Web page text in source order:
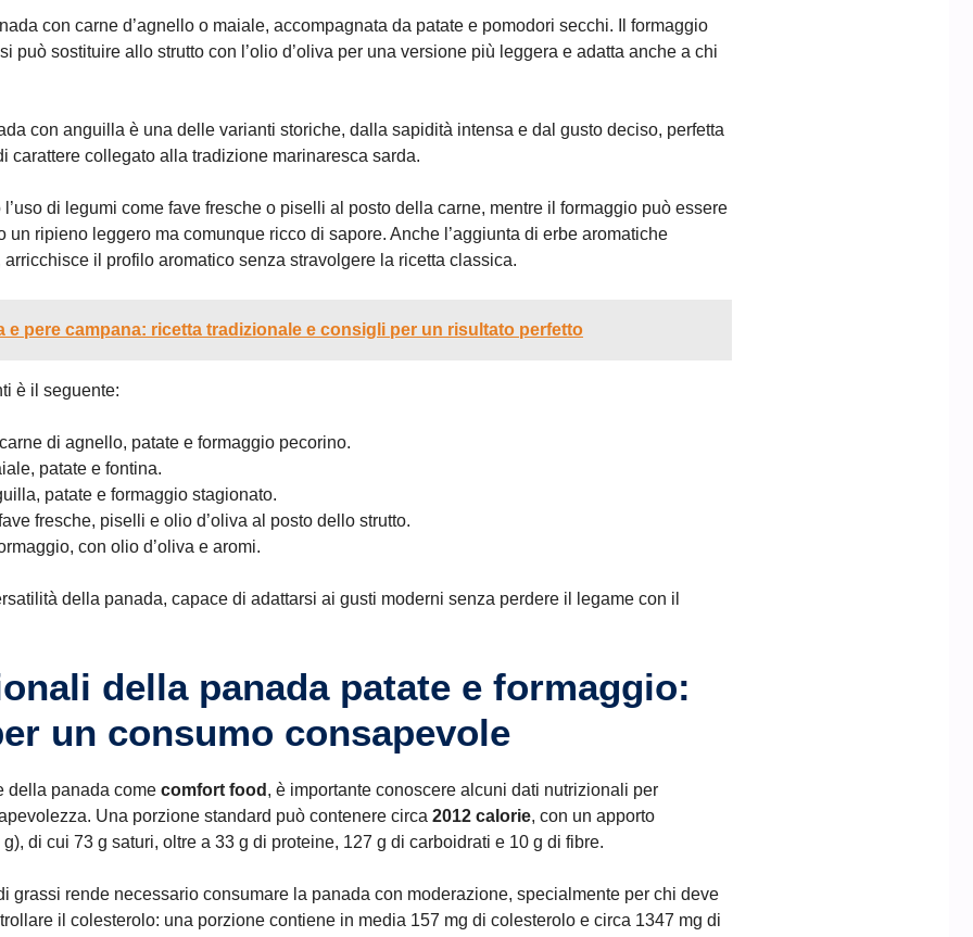
con carne d’agnello o maiale, accompagnata da patate e pomodori secchi. Il formaggio
può sostituire allo strutto con l’olio d’oliva per una versione più leggera e adatta anche a chi
con anguilla è una delle varianti storiche, dalla sapidità intensa e dal gusto deciso, perfetta
carattere collegato alla tradizione marinaresca sarda.
di legumi come fave fresche o piselli al posto della carne, mentre il formaggio può essere
un ripieno leggero ma comunque ricco di sapore. Anche l’aggiunta di erbe aromatiche
il profilo aromatico senza stravolgere la ricetta classica.
e pere campana: ricetta tradizionale e consigli per un risultato perfetto
è il seguente:
di agnello, patate e formaggio pecorino.
patate e fontina.
patate e formaggio stagionato.
fresche, piselli e olio d’oliva al posto dello strutto.
con olio d’oliva e aromi.
della panada, capace di adattarsi ai gusti moderni senza perdere il legame con il
della panada patate e formaggio:
un consumo consapevole
della panada come comfort food , è importante conoscere alcuni dati nutrizionali per
Una porzione standard può contenere circa 2012 calorie, con un apporto
g), di cui 73 g saturi, oltre a 33 g di proteine, 127 g di carboidrati e 10 g di fibre.
grassi rende necessario consumare la panada con moderazione, specialmente per chi deve
il colesterolo: una porzione contiene in media 157 mg di colesterolo e circa 1347 mg di